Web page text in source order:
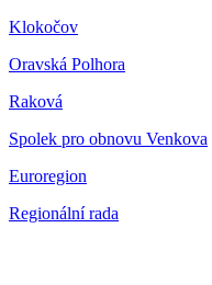
Klokočov
Oravská Polhora
Raková
Spolek pro obnovu Venkova
Euroregion
Regionální rada